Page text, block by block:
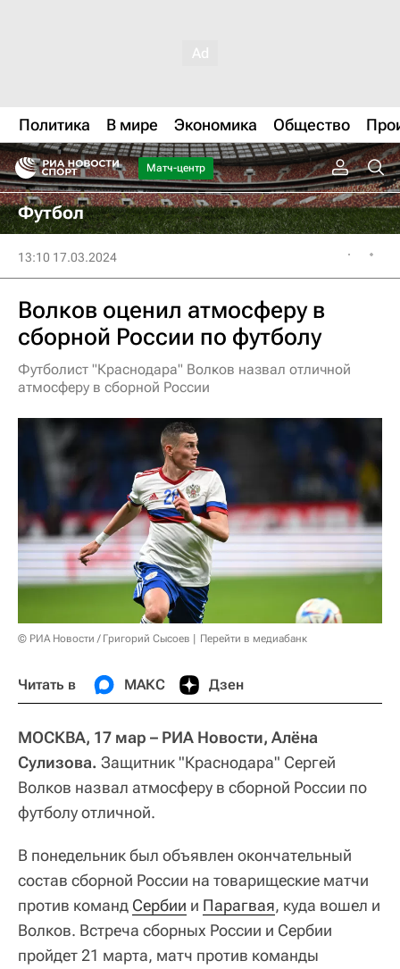
Политика В мире Экономика Общество
Матч-центр
Футбол
13:10 17.03.2024
Волков оценил атмосферу в
сборной России по футболу
Футболист "Краснодара" Волков назвал отличной
атмосферу в сборной России
© РИА Новости / Григорий Сысоев Перейти в медиабанк
Читать в МАКС Дзен
МОСКВА, 17 мар – РИА Новости, Алёна
Сулизова. Защитник "Краснодара" Сергей
Волков назвал атмосферу в сборной России по
футболу отличной.
В понедельник был объявлен окончательный
состав сборной России на товарищеские матчи
против команд Сербии и Парагвая, куда вошел и
Волков. Встреча сборных России и Сербии
пройдет 21 марта, матч против команды